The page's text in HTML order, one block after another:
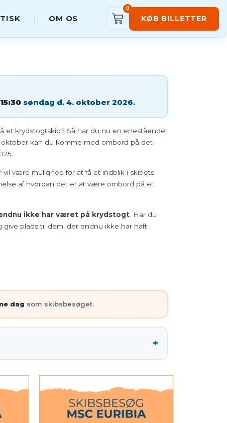
OM OS
0
KØB BILLETTER
søndag d. 4. oktober 2026.
krydstogtskib? Så har du nu en enestående
kan du komme med ombord på det
være mulighed for at få et indblik i skibets
af hvordan det er at være ombord på et
ikke har været på krydstogt. Har du
plads til dem, der endnu ikke har haft
dag som skibsbesøget.